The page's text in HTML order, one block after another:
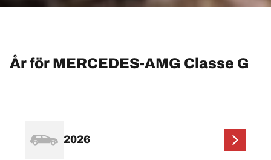
År för MERCEDES-AMG Classe G
2026